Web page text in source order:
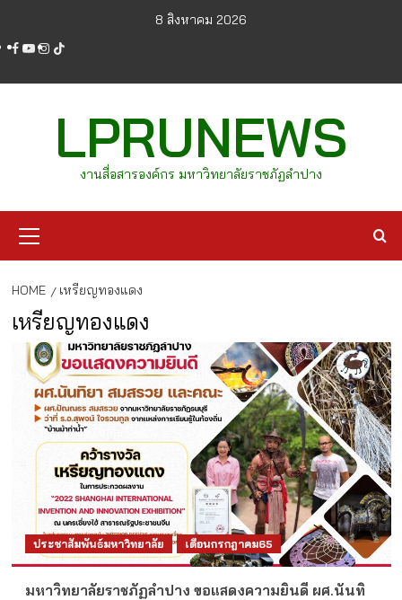
content
8 สิงหาคม 2026
facebook
youtube
instagram
tiktok
LPRUNEWS
งานสื่อสารองค์กร มหาวิทยาลัยราชภัฏลำปาง
Menu
HOME เหรียญทองแดง
เหรียญทองแดง
ประชาสัมพันธ์มหาวิทยาลัย เดือนกรกฎาคม65
มหาวิทยาลัยราชภัฏลำปาง ขอแสดงความยินดี ผศ.นันทิ